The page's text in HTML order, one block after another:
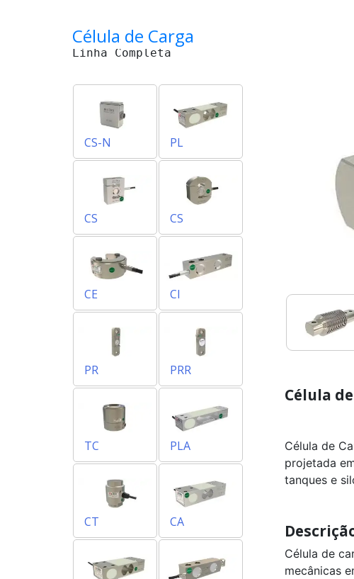
Célula de Carga
Linha Completa
CS-N PL
CS CS
CE CI
PR PRR
TC PLA
CT CA
Célula
Célula de
projetada
tanques e
Célula de
mecânicas